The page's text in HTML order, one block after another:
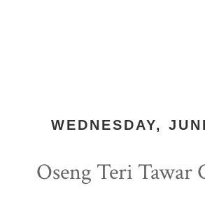
WEDNESDAY,
Oseng Teri Tawar